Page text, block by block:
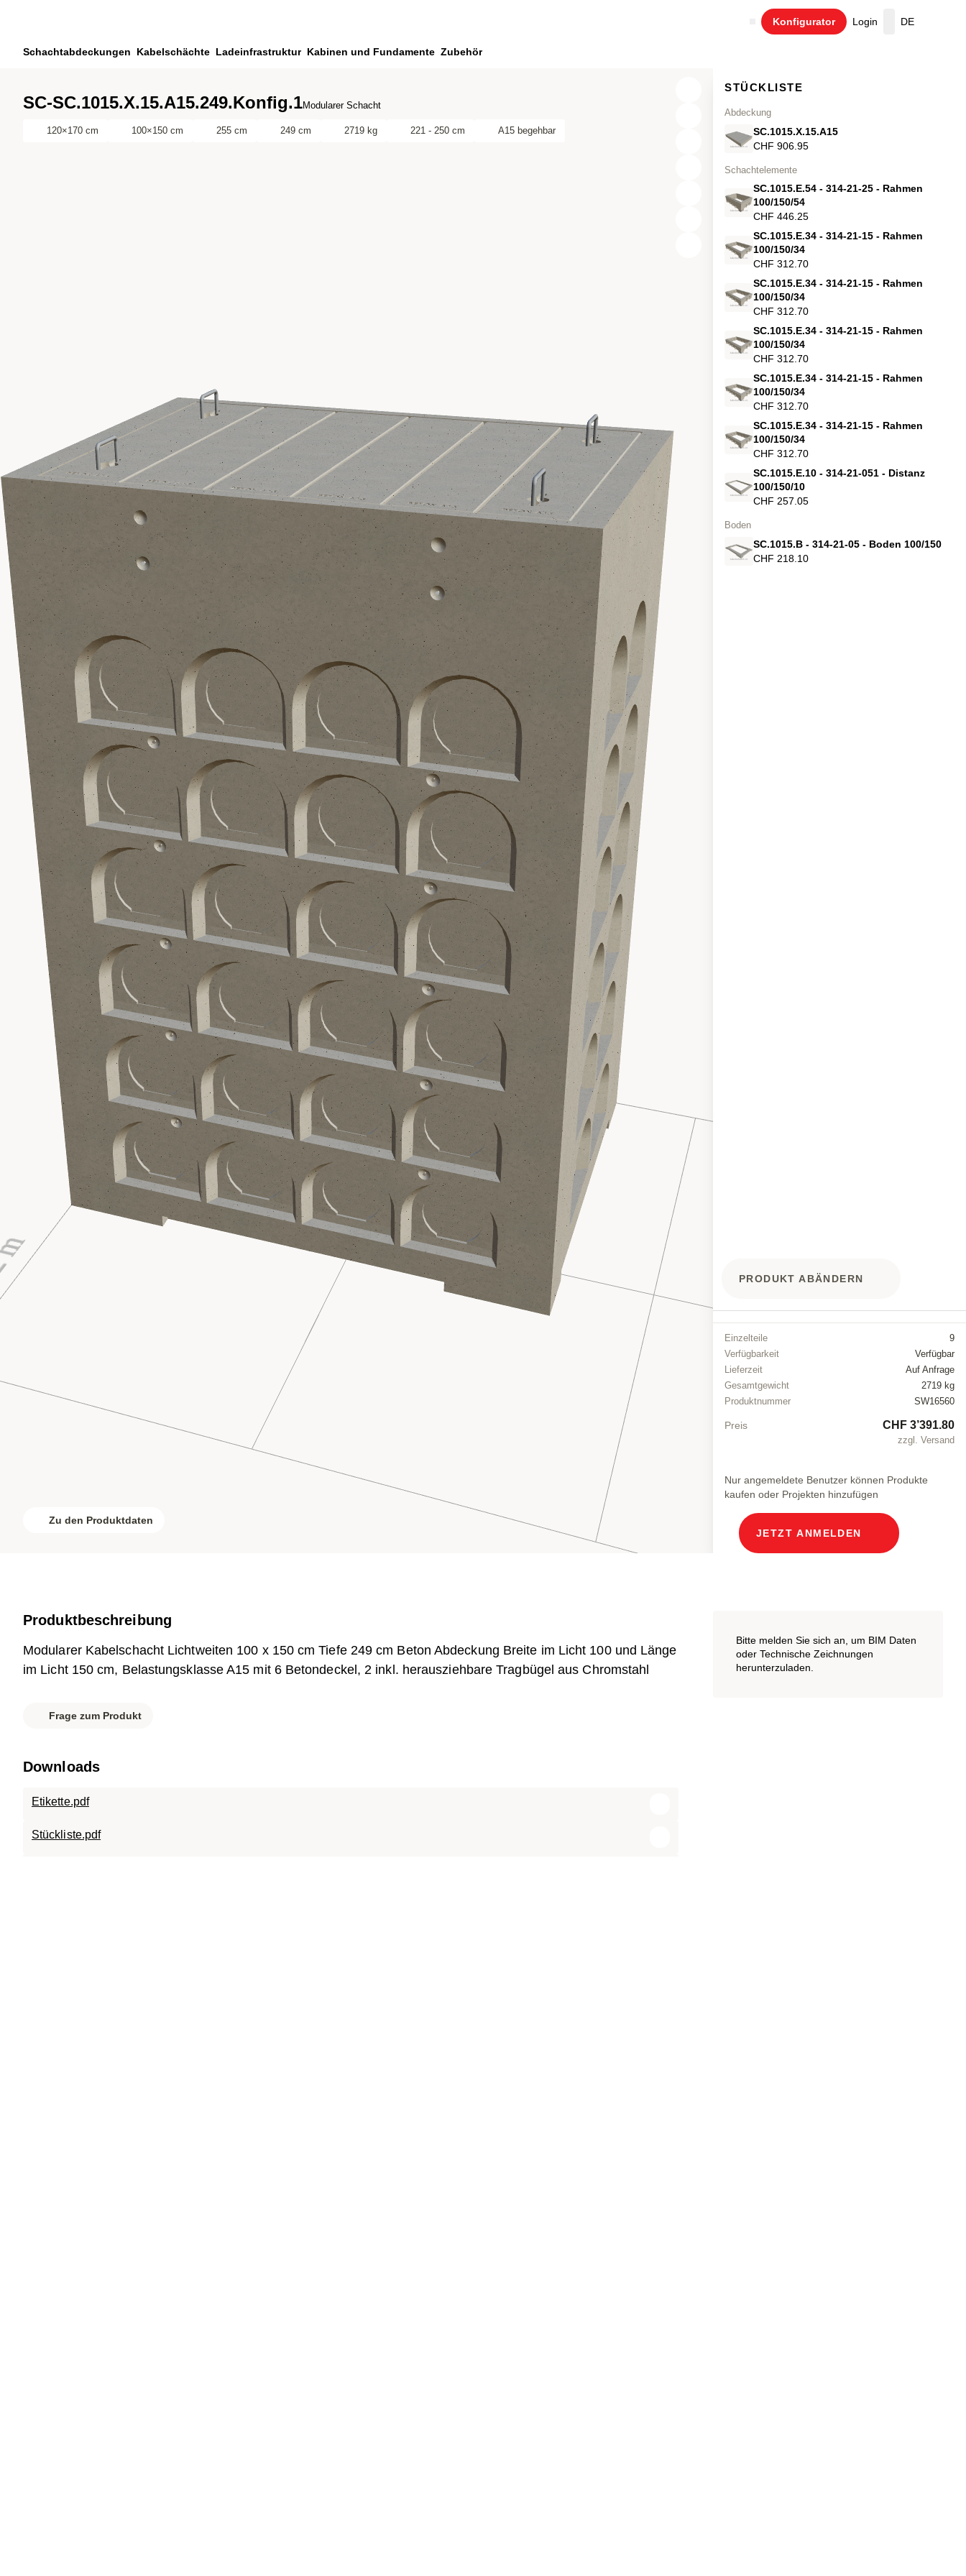
Zu ihrem Konto springen
Schachtabdeckungen Kabelschächte Ladeinfrastruktur Kabinen und Fundamente Zubehör
Konfigurator Login
Warenkorb
DE
Modularer Schacht
SC-SC.1015.X.15.A15.249.Konfig.1
120×170 cm 100×150 cm 255 cm 249 cm 2719 kg 221 - 250 cm A15 begehbar
Zu den Produktdaten
STÜCKLISTE
Abdeckung
SC.1015.X.15.A15
CHF 906.95
Schachtelemente
SC.1015.E.54 - 314-21-25 - Rahmen
100/150/54
CHF 446.25
SC.1015.E.34 - 314-21-15 - Rahmen
100/150/34
CHF 312.70
SC.1015.E.34 - 314-21-15 - Rahmen
100/150/34
CHF 312.70
SC.1015.E.34 - 314-21-15 - Rahmen
100/150/34
CHF 312.70
SC.1015.E.34 - 314-21-15 - Rahmen
100/150/34
CHF 312.70
SC.1015.E.34 - 314-21-15 - Rahmen
100/150/34
CHF 312.70
SC.1015.E.10 - 314-21-051 - Distanz
100/150/10
CHF 257.05
Boden
SC.1015.B - 314-21-05 - Boden 100/150
CHF 218.10
PRODUKT ABÄNDERN
Einzelteile
9
Verfügbarkeit
Verfügbar
Lieferzeit
Auf Anfrage
Gesamtgewicht
2719 kg
Produktnummer
SW16560
Preis CHF 3’391.80
zzgl. Versand
Nur angemeldete Benutzer können Produkte
kaufen oder Projekten hinzufügen
JETZT ANMELDEN
Produktbeschreibung
Modularer Kabelschacht Lichtweiten 100 x 150 cm Tiefe 249 cm Beton Abdeckung Breite im Licht 100 und Länge
im Licht 150 cm, Belastungsklasse A15 mit 6 Betondeckel, 2 inkl. herausziehbare Tragbügel aus Chromstahl
Frage zum Produkt
Downloads
Etikette.pdf
Stückliste.pdf
Bitte melden Sie sich an, um BIM Daten
oder Technische Zeichnungen
herunterzuladen.